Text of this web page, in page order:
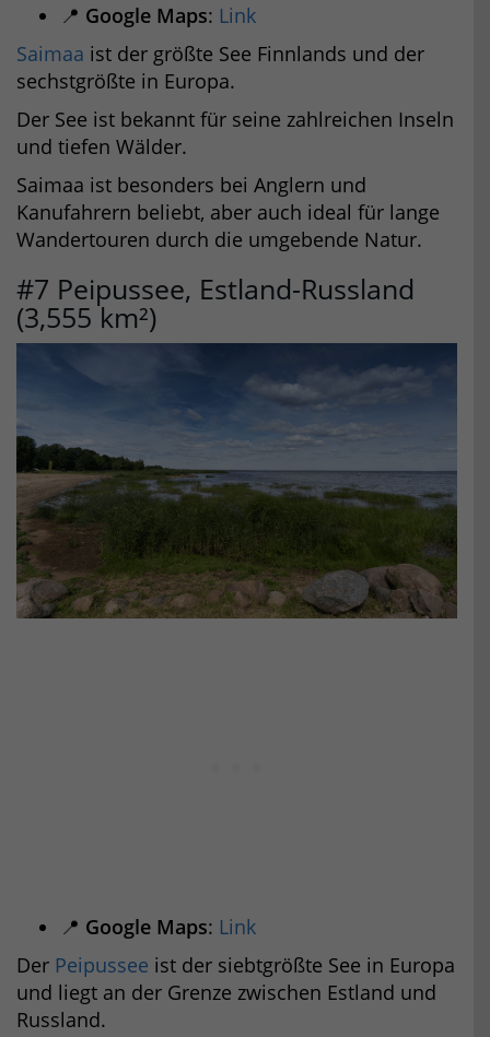
📍 Google Maps: Link
Saimaa ist der größte See Finnlands und der
sechstgrößte in Europa.
Der See ist bekannt für seine zahlreichen Inseln
und tiefen Wälder.
Saimaa ist besonders bei Anglern und
Kanufahrern beliebt, aber auch ideal für lange
Wandertouren durch die umgebende Natur.
#7 Peipussee, Estland-Russland
(3,555 km²)
📍 Google Maps: Link
Der Peipussee ist der siebtgrößte See in Europa
und liegt an der Grenze zwischen Estland und
Russland.